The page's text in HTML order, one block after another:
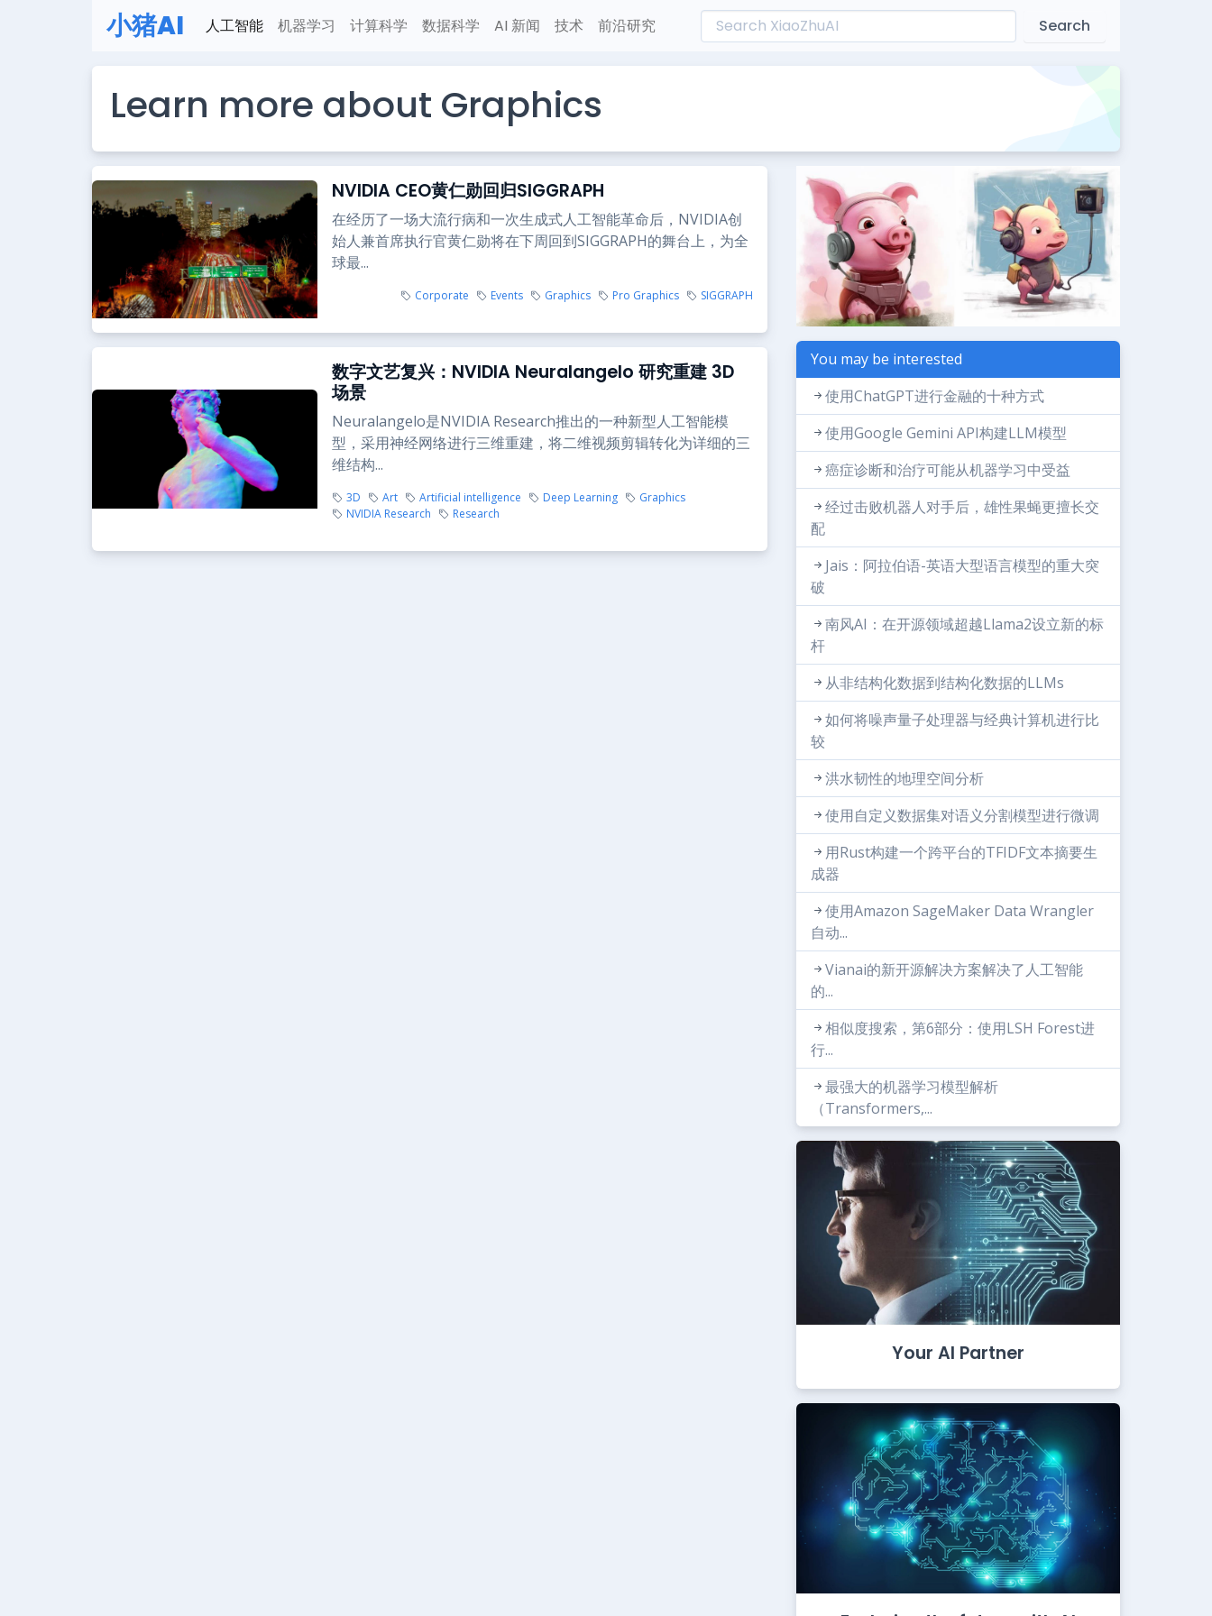
小猪AI 人工智能 机器学习 计算科学 数据科学 AI 新闻 技术 前沿研究 Search
Learn more about Graphics
NVIDIA CEO黄仁勋回归SIGGRAPH
在经历了一场大流行病和一次生成式人工智能革命后，NVIDIA创
始人兼首席执行官黄仁勋将在下周回到SIGGRAPH的舞台上，为全
球最...
Corporate Events Graphics Pro Graphics SIGGRAPH
数字文艺复兴：NVIDIA Neuralangelo 研究重建 3D
场景
Neuralangelo是NVIDIA Research推出的一种新型人工智能模
型，采用神经网络进行三维重建，将二维视频剪辑转化为详细的三
维结构...
3D Art Artificial intelligence Deep Learning
Graphics
NVIDIA Research
Research
You may be interested
使用ChatGPT进行金融的十种方式
使用Google Gemini API构建LLM模型
癌症诊断和治疗可能从机器学习中受益
经过击败机器人对手后，雄性果蝇更擅长交
配
Jais：阿拉伯语-英语大型语言模型的重大突
破
南风AI：在开源领域超越Llama2设立新的标
杆
从非结构化数据到结构化数据的LLMs
如何将噪声量子处理器与经典计算机进行比
较
洪水韧性的地理空间分析
使用自定义数据集对语义分割模型进行微调
用Rust构建一个跨平台的TFIDF文本摘要生
成器
使用Amazon SageMaker Data Wrangler
自动...
Vianai的新开源解决方案解决了人工智能
的...
相似度搜索，第6部分：使用LSH Forest进
行...
最强大的机器学习模型解析
（Transformers,...
Your AI Partner